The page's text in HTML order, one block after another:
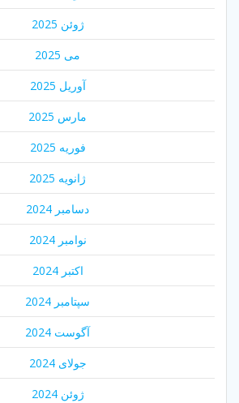
ژوئن 2025
می 2025
آوریل 2025
مارس 2025
فوریه 2025
ژانویه 2025
دسامبر 2024
نوامبر 2024
اکتبر 2024
سپتامبر 2024
آگوست 2024
جولای 2024
ژوئن 2024